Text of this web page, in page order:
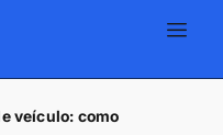
veículo: como